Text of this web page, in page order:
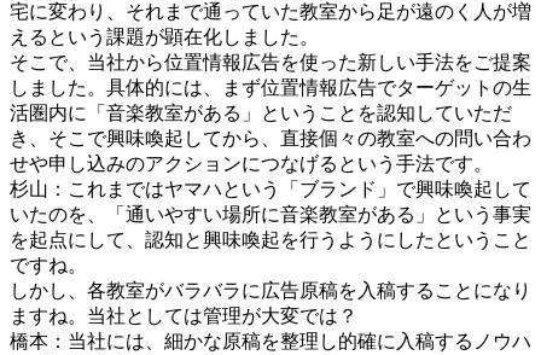
宅に変わり、それまで通っていた教室から足が遠のく人が増
えるという課題が顕在化しました。
そこで、当社から位置情報広告を使った新しい手法をご提案
しました。具体的には、まず位置情報広告でターゲットの生
活圏内に「音楽教室がある」ということを認知していただ
き、そこで興味喚起してから、直接個々の教室への問い合わ
せや申し込みのアクションにつなげるという手法です。
杉山：これまではヤマハという「ブランド」で興味喚起して
いたのを、「通いやすい場所に音楽教室がある」という事実
を起点にして、認知と興味喚起を行うようにしたということ
ですね。
しかし、各教室がバラバラに広告原稿を入稿することになり
ますね。当社としては管理が大変では？
橋本：当社には、細かな原稿を整理し的確に入稿するノウハ